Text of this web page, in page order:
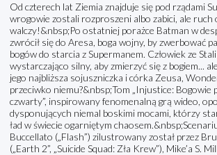
Od czterech lat Ziemia znajduje się pod rządami
wrogowie zostali rozproszeni albo zabici, ale ruch
walczy!&nbsp;Po ostatniej porażce Batman w
zwrócił się do Aresa, boga wojny, by zwerbować
bogów do starcia z Supermanem. Człowiek ze
wystarczająco silny, aby zmierzyć się z bogiem...
jego najbliższa sojuszniczka i córka Zeusa,
przeciwko niemu?&nbsp;Tom „Injustice: Bogowie
czwarty”, inspirowany fenomenalną grą wideo,
dysponujących niemal boskimi mocami, którzy
ład w świecie ogarniętym
Buccellato („Flash”) zilustrowany został przez
(„Earth 2”, „Suicide Squad: Zła Krew”), Mike’a S.